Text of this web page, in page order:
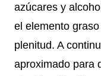
azúcares y
el elemento
plenitud. A
aproximado para